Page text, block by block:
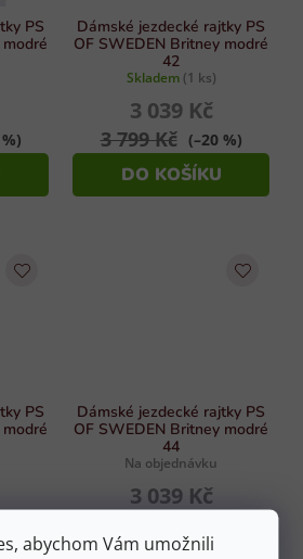
abychom Vám umožnili
PS
Dámské jezdecké rajtky PS
OF SWEDEN Britney modré
42
Skladem (1 ks)
3 039 Kč
3 799 Kč (–20 %)
DO KOŠÍKU
PS
Dámské jezdecké rajtky PS
OF SWEDEN Britney modré
44
Na objednávku
3 039 Kč